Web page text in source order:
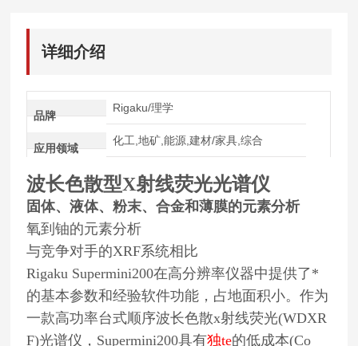
详细介绍
品牌
Rigaku/理学
应用领域
化工,地矿,能源,建材/家具,综合
波长色散型X射线荧光光谱仪
固体、液体、粉末、合金和薄膜的元素分析
氧到铀的元素分析
与竞争对手的XRF系统相比
Rigaku Supermini200在高分辨率仪器中提供了*
的基本参数和经验软件功能，占地面积小。作为
一款高功率台式顺序波长色散x射线荧光(WDXR
F)光谱仪，Supermini200具有独te的低成本(Co